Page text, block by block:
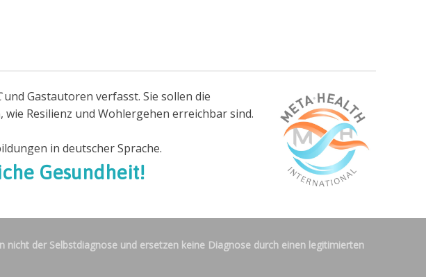
und Gastautoren verfasst. Sie sollen die
Resilienz und Wohlergehen erreichbar sind.
in deutscher Sprache.
Gesundheit!
nicht der Selbstdiagnose und ersetzen keine Diagnose durch einen legitimierten